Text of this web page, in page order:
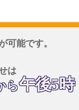
可能です。
は
ら午後5時